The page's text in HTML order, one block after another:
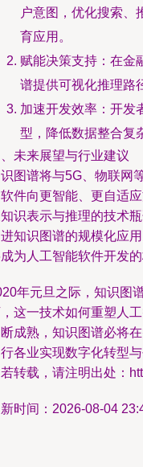
户意图，优化搜索、
育应用。
赋能决策支持：在金
谱提供可视化推理路
加速开发效率：开发
型，降低数据整合复
未来展望与行业建议
图谱将与5G、物联网
件向更智能、更自适
识表示与推理的技术
知识图谱的规模化应
为人工智能软件开发的
年元旦之际，知识图
这一技术如何重塑人
成熟，知识图谱必将
各业实现数字化转型与
转载，请注明出处：
时间：2026-08-04